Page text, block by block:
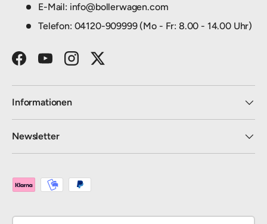
E-Mail: info@bollerwagen.com
Telefon: 04120-909999 (Mo - Fr: 8.00 - 14.00 Uhr)
FacebookYouTubeInstagramTwitter
Informationen
Newsletter
Zahlungsmethoden